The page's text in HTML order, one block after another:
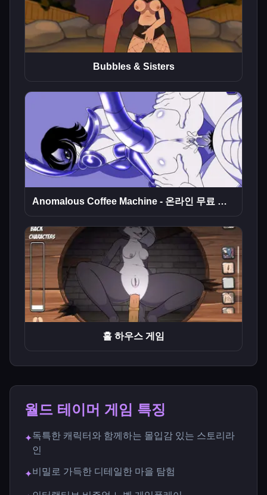
Bubbles & Sisters
Anomalous Coffee Machine - 온라인 무료 플레이
홀 하우스 게임
월드 테이머 게임 특징
✦독특한 캐릭터와 함께하는 몰입감 있는 스토리라
인
✦비밀로 가득한 디테일한 마을 탐험